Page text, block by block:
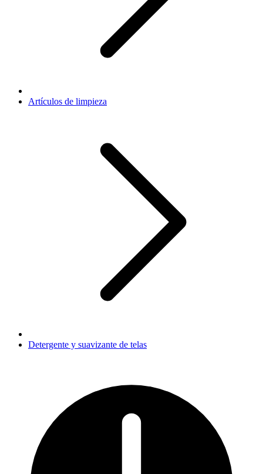
Artículos de limpieza
Detergente y suavizante de telas